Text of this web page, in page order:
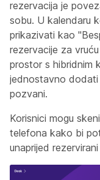
rezervacija je
sobu. U kalendaru
prikazivati kao
rezervacije za
prostor s hibridnim
jednostavno
pozvani.
Korisnici mogu
telefona kako bi
unaprijed